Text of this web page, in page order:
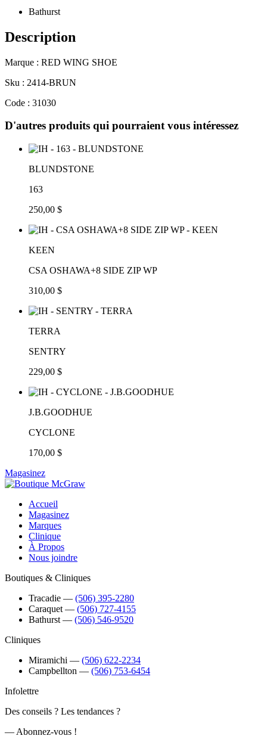
Bathurst
Description
Marque : RED WING SHOE
Sku : 2414-BRUN
Code : 31030
D'autres produits qui pourraient vous intéressez
BLUNDSTONE
163
250,00 $
KEEN
CSA OSHAWA+8 SIDE ZIP WP
310,00 $
TERRA
SENTRY
229,00 $
J.B.GOODHUE
CYCLONE
170,00 $
Magasinez
Accueil
Magasinez
Marques
Clinique
À Propos
Nous joindre
Boutiques & Cliniques
Tracadie ― (506) 395-2280
Caraquet ― (506) 727-4155
Bathurst ― (506) 546-9520
Cliniques
Miramichi ― (506) 622-2234
Campbellton ― (506) 753-6454
Infolettre
Des conseils ? Les tendances ?
― Abonnez-vous !